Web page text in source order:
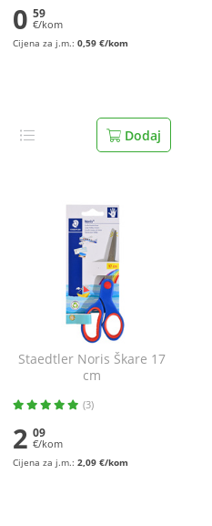
0 59
€/kom
Cijena za j.m.: 0,59 €/kom
Dodaj
Staedtler Noris Škare 17
cm
(3)
2 09
€/kom
Cijena za j.m.: 2,09 €/kom